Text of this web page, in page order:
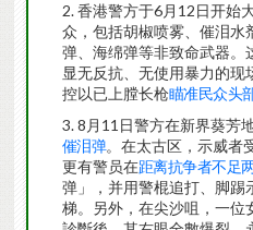
香港警方于6月12日开始
众，包括胡椒喷雾、催泪水
弹、海绵弹等非致命武器。
显无反抗、无使用暴力的现
控以已上膛长枪瞄准民众头
8月11日警方在新界葵芳
催泪弹。在太古区，示威者
更有警员在距离抗争者不足
弹」，并用警棍追打、脚踢
梯。另外，在尖沙咀，一位